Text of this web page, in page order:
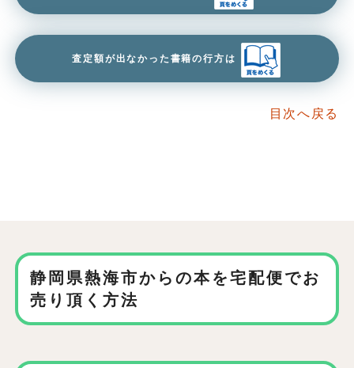
査定額が出なかった書籍の行方は
目次へ戻る
静岡県熱海市からの本を宅配便でお
売り頂く方法